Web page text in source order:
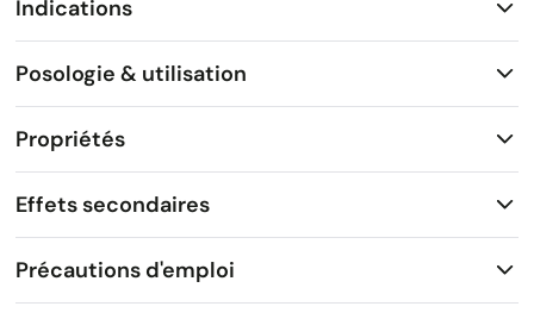
Indications
Posologie & utilisation
Propriétés
Effets secondaires
Précautions d'emploi